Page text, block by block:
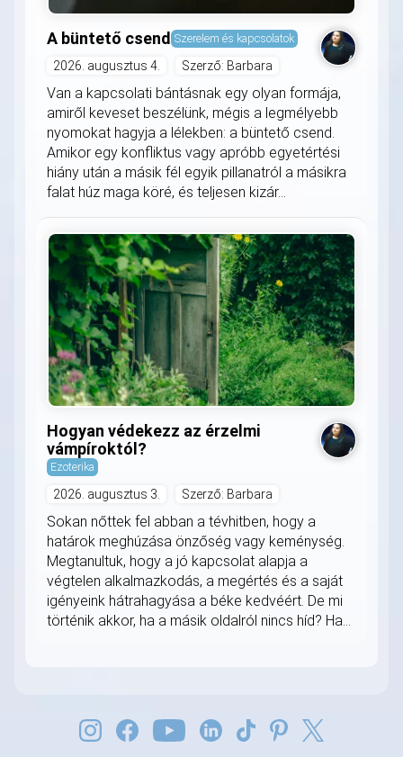
A büntető csend Szerelem és kapcsolatok
2026. augusztus 4. Szerző: Barbara
Van a kapcsolati bántásnak egy olyan formája,
amiről keveset beszélünk, mégis a legmélyebb
nyomokat hagyja a lélekben: a büntető csend.
Amikor egy konfliktus vagy apróbb egyetértési
hiány után a másik fél egyik pillanatról a másikra
falat húz maga köré, és teljesen kizár...
Hogyan védekezz az érzelmi
vámpíroktól?
Ezoterika
2026. augusztus 3. Szerző: Barbara
Sokan nőttek fel abban a tévhitben, hogy a
határok meghúzása önzőség vagy keménység.
Megtanultuk, hogy a jó kapcsolat alapja a
végtelen alkalmazkodás, a megértés és a saját
igényeink hátrahagyása a béke kedvéért. De mi
történik akkor, ha a másik oldalról nincs híd? Ha...